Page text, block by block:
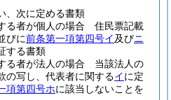
、次に定める書類
る者が個人の場合 住民票記載
びに前条第一項第四号イ及びニ
する書類
る者が法人の場合 当該法人の
の写し、代表者に関するイに定
項第四号ホに該当しないことを